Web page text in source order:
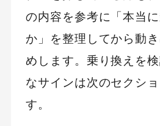
の内容を参考に「本当
か」を整理してから動
めします。乗り換えを
なサインは次のセクシ
す。